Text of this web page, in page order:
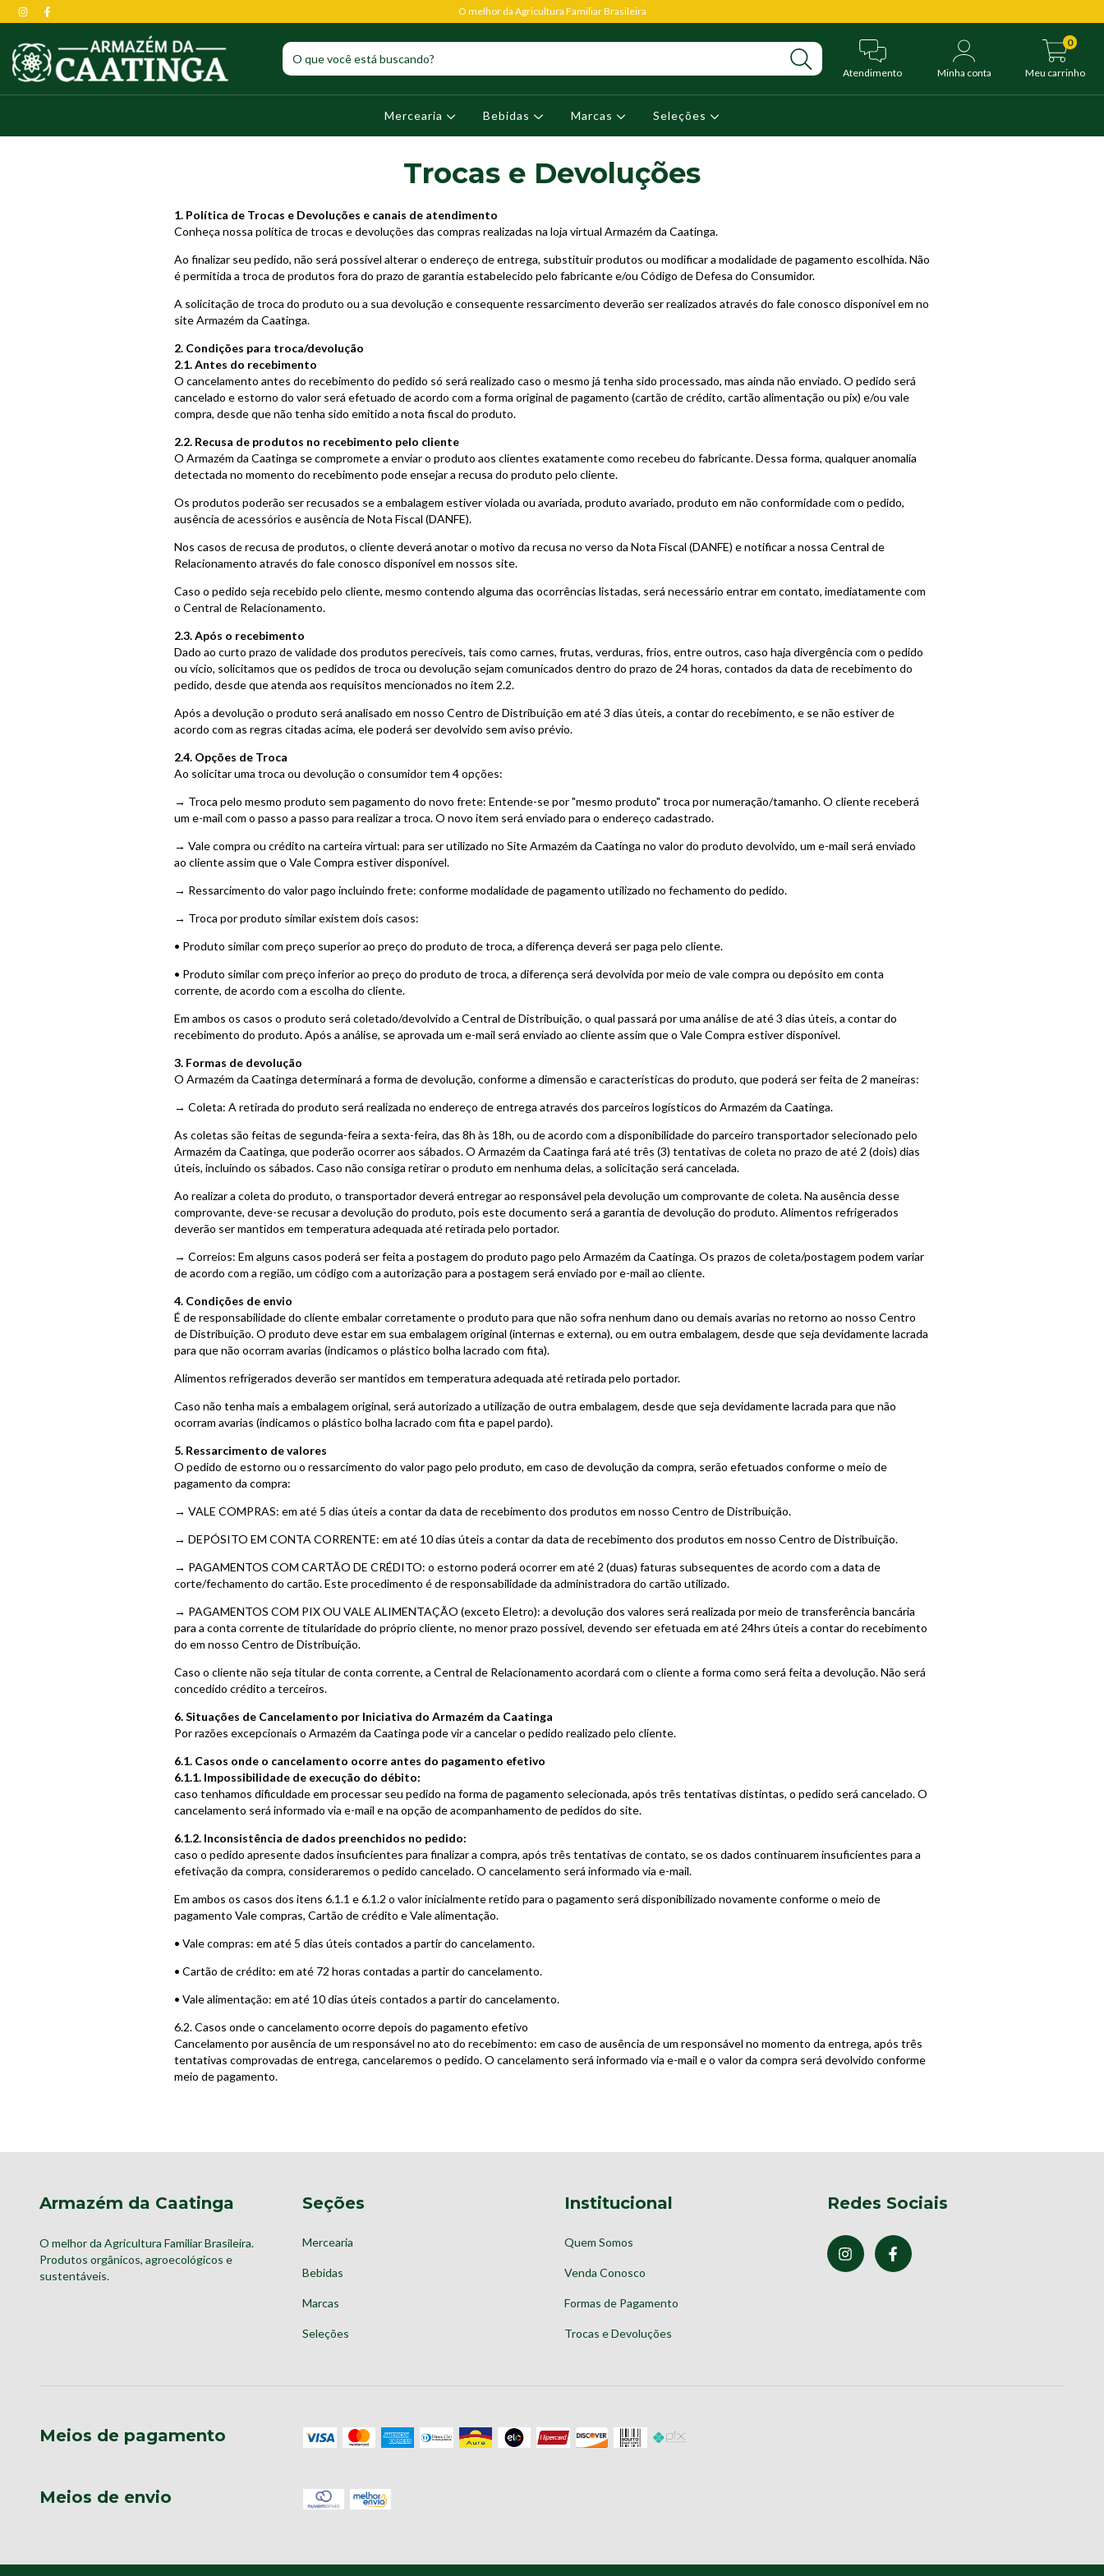
O melhor da Agricultura Familiar Brasileira
Atendimento Minha conta Meu carrinho
0
Mercearia Bebidas Marcas Seleções
Trocas e Devoluções
1. Política de Trocas e Devoluções e canais de atendimento
Conheça nossa política de trocas e devoluções das compras realizadas na loja virtual Armazém da Caatinga.
Ao finalizar seu pedido, não será possível alterar o endereço de entrega, substituir produtos ou modificar a modalidade de pagamento escolhida. Não
é permitida a troca de produtos fora do prazo de garantia estabelecido pelo fabricante e/ou Código de Defesa do Consumidor.
A solicitação de troca do produto ou a sua devolução e consequente ressarcimento deverão ser realizados através do fale conosco disponível em no
site Armazém da Caatinga.
2. Condições para troca/devolução
2.1. Antes do recebimento
O cancelamento antes do recebimento do pedido só será realizado caso o mesmo já tenha sido processado, mas ainda não enviado. O pedido será
cancelado e estorno do valor será efetuado de acordo com a forma original de pagamento (cartão de crédito, cartão alimentação ou pix) e/ou vale
compra, desde que não tenha sido emitido a nota fiscal do produto.
2.2. Recusa de produtos no recebimento pelo cliente
O Armazém da Caatinga se compromete a enviar o produto aos clientes exatamente como recebeu do fabricante. Dessa forma, qualquer anomalia
detectada no momento do recebimento pode ensejar a recusa do produto pelo cliente.
Os produtos poderão ser recusados se a embalagem estiver violada ou avariada, produto avariado, produto em não conformidade com o pedido,
ausência de acessórios e ausência de Nota Fiscal (DANFE).
Nos casos de recusa de produtos, o cliente deverá anotar o motivo da recusa no verso da Nota Fiscal (DANFE) e notificar a nossa Central de
Relacionamento através do fale conosco disponível em nossos site.
Caso o pedido seja recebido pelo cliente, mesmo contendo alguma das ocorrências listadas, será necessário entrar em contato, imediatamente com
o Central de Relacionamento.
2.3. Após o recebimento
Dado ao curto prazo de validade dos produtos perecíveis, tais como carnes, frutas, verduras, frios, entre outros, caso haja divergência com o pedido
ou vício, solicitamos que os pedidos de troca ou devolução sejam comunicados dentro do prazo de 24 horas, contados da data de recebimento do
pedido, desde que atenda aos requisitos mencionados no item 2.2.
Após a devolução o produto será analisado em nosso Centro de Distribuição em até 3 dias úteis, a contar do recebimento, e se não estiver de
acordo com as regras citadas acima, ele poderá ser devolvido sem aviso prévio.
2.4. Opções de Troca
Ao solicitar uma troca ou devolução o consumidor tem 4 opções:
→ Troca pelo mesmo produto sem pagamento do novo frete: Entende-se por "mesmo produto" troca por numeração/tamanho. O cliente receberá
um e-mail com o passo a passo para realizar a troca. O novo item será enviado para o endereço cadastrado.
→ Vale compra ou crédito na carteira virtual: para ser utilizado no Site Armazém da Caatinga no valor do produto devolvido, um e-mail será enviado
ao cliente assim que o Vale Compra estiver disponível.
→ Ressarcimento do valor pago incluindo frete: conforme modalidade de pagamento utilizado no fechamento do pedido.
→ Troca por produto similar existem dois casos:
• Produto similar com preço superior ao preço do produto de troca, a diferença deverá ser paga pelo cliente.
• Produto similar com preço inferior ao preço do produto de troca, a diferença será devolvida por meio de vale compra ou depósito em conta
corrente, de acordo com a escolha do cliente.
Em ambos os casos o produto será coletado/devolvido a Central de Distribuição, o qual passará por uma análise de até 3 dias úteis, a contar do
recebimento do produto. Após a análise, se aprovada um e-mail será enviado ao cliente assim que o Vale Compra estiver disponível.
3. Formas de devolução
O Armazém da Caatinga determinará a forma de devolução, conforme a dimensão e características do produto, que poderá ser feita de 2 maneiras:
→ Coleta: A retirada do produto será realizada no endereço de entrega através dos parceiros logísticos do Armazém da Caatinga.
As coletas são feitas de segunda-feira a sexta-feira, das 8h às 18h, ou de acordo com a disponibilidade do parceiro transportador selecionado pelo
Armazém da Caatinga, que poderão ocorrer aos sábados. O Armazém da Caatinga fará até três (3) tentativas de coleta no prazo de até 2 (dois) dias
úteis, incluindo os sábados. Caso não consiga retirar o produto em nenhuma delas, a solicitação será cancelada.
Ao realizar a coleta do produto, o transportador deverá entregar ao responsável pela devolução um comprovante de coleta. Na ausência desse
comprovante, deve-se recusar a devolução do produto, pois este documento será a garantia de devolução do produto. Alimentos refrigerados
deverão ser mantidos em temperatura adequada até retirada pelo portador.
→ Correios: Em alguns casos poderá ser feita a postagem do produto pago pelo Armazém da Caatinga. Os prazos de coleta/postagem podem variar
de acordo com a região, um código com a autorização para a postagem será enviado por e-mail ao cliente.
4. Condições de envio
É de responsabilidade do cliente embalar corretamente o produto para que não sofra nenhum dano ou demais avarias no retorno ao nosso Centro
de Distribuição. O produto deve estar em sua embalagem original (internas e externa), ou em outra embalagem, desde que seja devidamente lacrada
para que não ocorram avarias (indicamos o plástico bolha lacrado com fita).
Alimentos refrigerados deverão ser mantidos em temperatura adequada até retirada pelo portador.
Caso não tenha mais a embalagem original, será autorizado a utilização de outra embalagem, desde que seja devidamente lacrada para que não
ocorram avarias (indicamos o plástico bolha lacrado com fita e papel pardo).
5. Ressarcimento de valores
O pedido de estorno ou o ressarcimento do valor pago pelo produto, em caso de devolução da compra, serão efetuados conforme o meio de
pagamento da compra:
→ VALE COMPRAS: em até 5 dias úteis a contar da data de recebimento dos produtos em nosso Centro de Distribuição.
→ DEPÓSITO EM CONTA CORRENTE: em até 10 dias úteis a contar da data de recebimento dos produtos em nosso Centro de Distribuição.
→ PAGAMENTOS COM CARTÃO DE CRÉDITO: o estorno poderá ocorrer em até 2 (duas) faturas subsequentes de acordo com a data de
corte/fechamento do cartão. Este procedimento é de responsabilidade da administradora do cartão utilizado.
→ PAGAMENTOS COM PIX OU VALE ALIMENTAÇÃO (exceto Eletro): a devolução dos valores será realizada por meio de transferência bancária
para a conta corrente de titularidade do próprio cliente, no menor prazo possível, devendo ser efetuada em até 24hrs úteis a contar do recebimento
do em nosso Centro de Distribuição.
Caso o cliente não seja titular de conta corrente, a Central de Relacionamento acordará com o cliente a forma como será feita a devolução. Não será
concedido crédito a terceiros.
6. Situações de Cancelamento por Iniciativa do Armazém da Caatinga
Por razões excepcionais o Armazém da Caatinga pode vir a cancelar o pedido realizado pelo cliente.
6.1. Casos onde o cancelamento ocorre antes do pagamento efetivo
6.1.1. Impossibilidade de execução do débito:
caso tenhamos dificuldade em processar seu pedido na forma de pagamento selecionada, após três tentativas distintas, o pedido será cancelado. O
cancelamento será informado via e-mail e na opção de acompanhamento de pedidos do site.
6.1.2. Inconsistência de dados preenchidos no pedido:
caso o pedido apresente dados insuficientes para finalizar a compra, após três tentativas de contato, se os dados continuarem insuficientes para a
efetivação da compra, consideraremos o pedido cancelado. O cancelamento será informado via e-mail.
Em ambos os casos dos itens 6.1.1 e 6.1.2 o valor inicialmente retido para o pagamento será disponibilizado novamente conforme o meio de
pagamento Vale compras, Cartão de crédito e Vale alimentação.
• Vale compras: em até 5 dias úteis contados a partir do cancelamento.
• Cartão de crédito: em até 72 horas contadas a partir do cancelamento.
• Vale alimentação: em até 10 dias úteis contados a partir do cancelamento.
6.2. Casos onde o cancelamento ocorre depois do pagamento efetivo
Cancelamento por ausência de um responsável no ato do recebimento: em caso de ausência de um responsável no momento da entrega, após três
tentativas comprovadas de entrega, cancelaremos o pedido. O cancelamento será informado via e-mail e o valor da compra será devolvido conforme
meio de pagamento.
Armazém da Caatinga
O melhor da Agricultura Familiar Brasileira.
Produtos orgânicos, agroecológicos e
sustentáveis.
Seções
Mercearia
Bebidas
Marcas
Seleções
Institucional
Quem Somos
Venda Conosco
Formas de Pagamento
Trocas e Devoluções
Redes Sociais
Meios de pagamento
Meios de envio